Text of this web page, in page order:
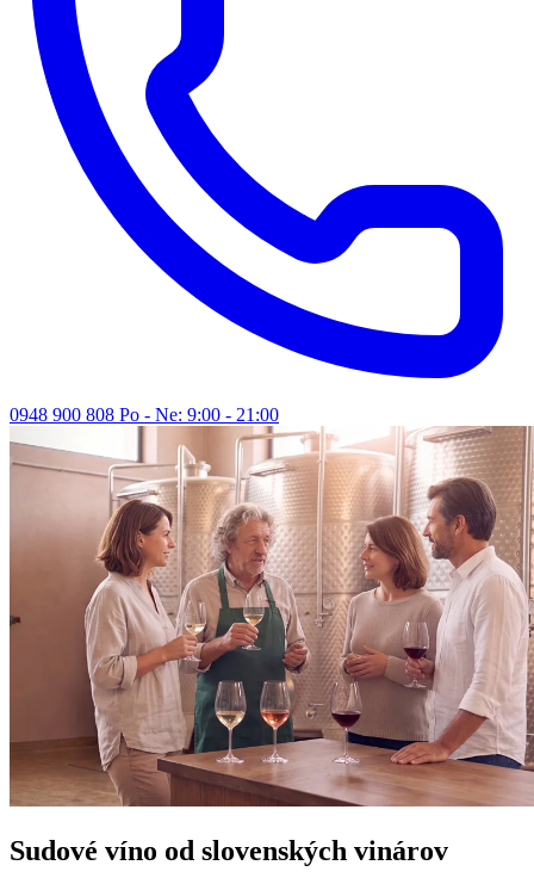
0948 900 808 Po - Ne: 9:00 - 21:00
Sudové víno od slovenských vinárov